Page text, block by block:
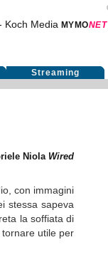
Koch Media MYMONET
Streaming
Niola Wired
con immagini
stessa sapeva
la soffiata di
utile per